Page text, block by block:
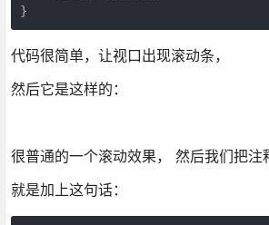
}
代码很简单，让视口出现滚动条，
然后它是这样的：
很普通的一个滚动效果， 然后我们把注
就是加上这句话：